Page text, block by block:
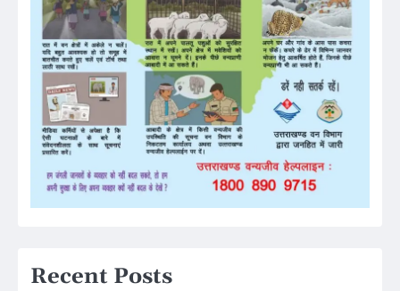
Recent Posts